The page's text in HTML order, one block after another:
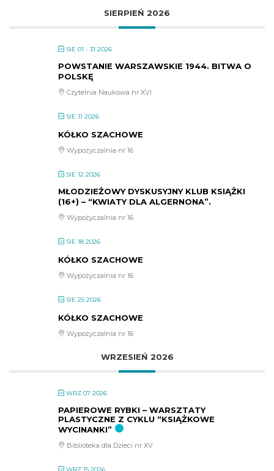
SIERPIEŃ 2026
SIE 01 - 31 2026
POWSTANIE WARSZAWSKIE 1944. BITWA O
POLSKĘ
Czytelnia Naukowa nr XVI
SIE 11 2026
KÓŁKO SZACHOWE
Wypożyczalnia nr 16
SIE 12 2026
MŁODZIEŻOWY DYSKUSYJNY KLUB KSIĄŻKI
(16+) – “KWIATY DLA ALGERNONA”.
Wypożyczalnia nr 16
SIE 18 2026
KÓŁKO SZACHOWE
Wypożyczalnia nr 16
SIE 25 2026
KÓŁKO SZACHOWE
Wypożyczalnia nr 16
WRZESIEŃ 2026
WRZ 07 2026
PAPIEROWE RYBKI – WARSZTATY
PLASTYCZNE Z CYKLU “KSIĄŻKOWE
WYCINANKI”
Biblioteka dla Dzieci nr XV
WRZ 15 2026